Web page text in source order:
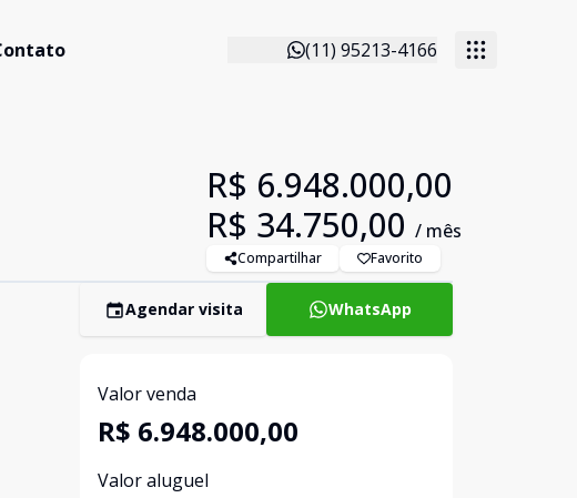
(11) 95213-4166
R$ 6.948.000,00
R$ 34.750,00 / mês
Compartilhar Favorito
Agendar visita WhatsApp
Valor venda
R$ 6.948.000,00
Valor aluguel